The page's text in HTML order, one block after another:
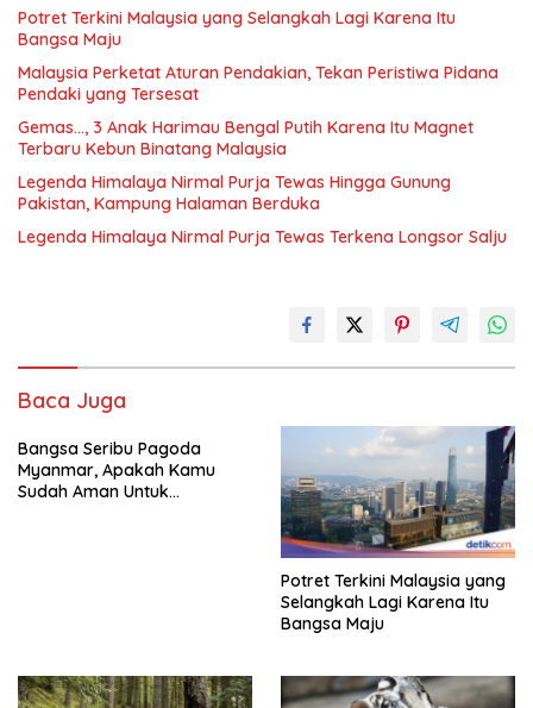
Potret Terkini Malaysia yang Selangkah Lagi Karena Itu
Bangsa Maju
Malaysia Perketat Aturan Pendakian, Tekan Peristiwa Pidana
Pendaki yang Tersesat
Gemas…, 3 Anak Harimau Bengal Putih Karena Itu Magnet
Terbaru Kebun Binatang Malaysia
Legenda Himalaya Nirmal Purja Tewas Hingga Gunung
Pakistan, Kampung Halaman Berduka
Legenda Himalaya Nirmal Purja Tewas Terkena Longsor Salju
Baca Juga
Bangsa Seribu Pagoda
Myanmar, Apakah Kamu
Sudah Aman Untuk
Potret Terkini Malaysia yang
Selangkah Lagi Karena Itu
Bangsa Maju